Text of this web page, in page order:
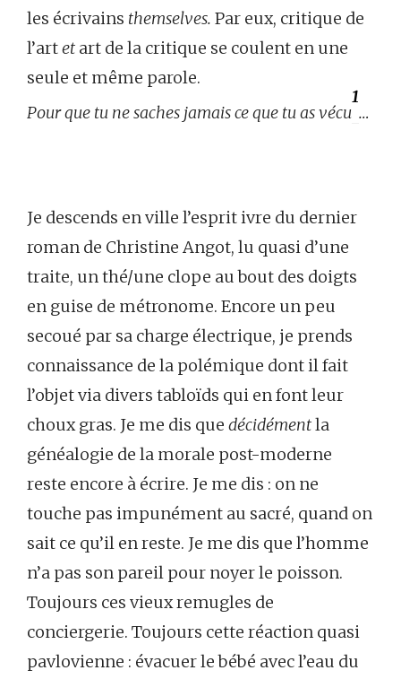
les écrivains themselves. Par eux, critique de
l’artet art de la critique se coulent en une
seule et même parole.
Pour que tu ne saches jamais ce que tu as vécu
1
…
Je descends en ville l’esprit ivre du dernier
roman de Christine Angot, lu quasi d’une
traite, un thé/une clope au bout des doigts
en guise de métronome. Encore un peu
secoué par sa charge électrique, je prends
connaissance de la polémique dont il fait
l’objet via divers tabloïds qui en font leur
choux gras. Je me dis que décidémentla
généalogie de la morale post-moderne
reste encore à écrire. Je me dis : on ne
touche pas impunément au sacré, quand on
sait ce qu’il en reste. Je me dis que l’homme
n’a pas son pareil pour noyer le poisson.
Toujours ces vieux remugles de
conciergerie. Toujours cette réaction quasi
pavlovienne : évacuer le bébé avec l’eau du